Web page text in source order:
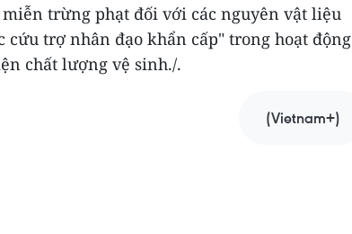
trừng phạt đối với các nguyên vật liệu
cứu trợ nhân đạo khẩn cấp" trong hoạt động
chất lượng vệ sinh./.
(Vietnam+)